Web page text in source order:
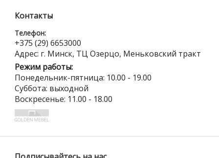
Контакты
Телефон:
+375 (29) 6653000
Адрес: г. Минск, ТЦ Озерцо, Меньковский тракт
Режим работы:
Понедельник-пятница: 10.00 - 19.00
Суббота: выходной
Воскресенье: 11.00 - 18.00